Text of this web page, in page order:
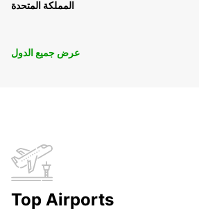
المملكة المتحدة
عرض جميع الدول
Top Airports